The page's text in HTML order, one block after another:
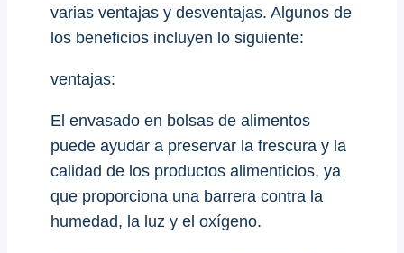
varias ventajas y desventajas. Algunos de
los beneficios incluyen lo siguiente:
ventajas:
El envasado en bolsas de alimentos
puede ayudar a preservar la frescura y la
calidad de los productos alimenticios, ya
que proporciona una barrera contra la
humedad, la luz y el oxígeno.